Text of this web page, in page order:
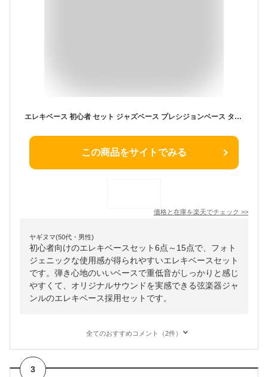
エレキベース 初心者 セット ジャズベース プレシジョンベース タイプ フォトジェニック JB-240 PB-240 ベース 入門 6点〜15点 初心者セット
この商品をサイトでみる
価格と在庫を楽天でチェック >>
ヤギヌマ(50代・男性)
初心者向けのエレキベースセット6点～15点で、フォト
ジェニックな使用感が得られやすいエレキベースセット
です。弾き心地のいいベースで重低音がしっかりと感じ
やすくて、オリジナルサウンドを実感できる弦楽器ジャ
ンルのエレキベース採用セットです。
全てのおすすめコメント（2件）
3